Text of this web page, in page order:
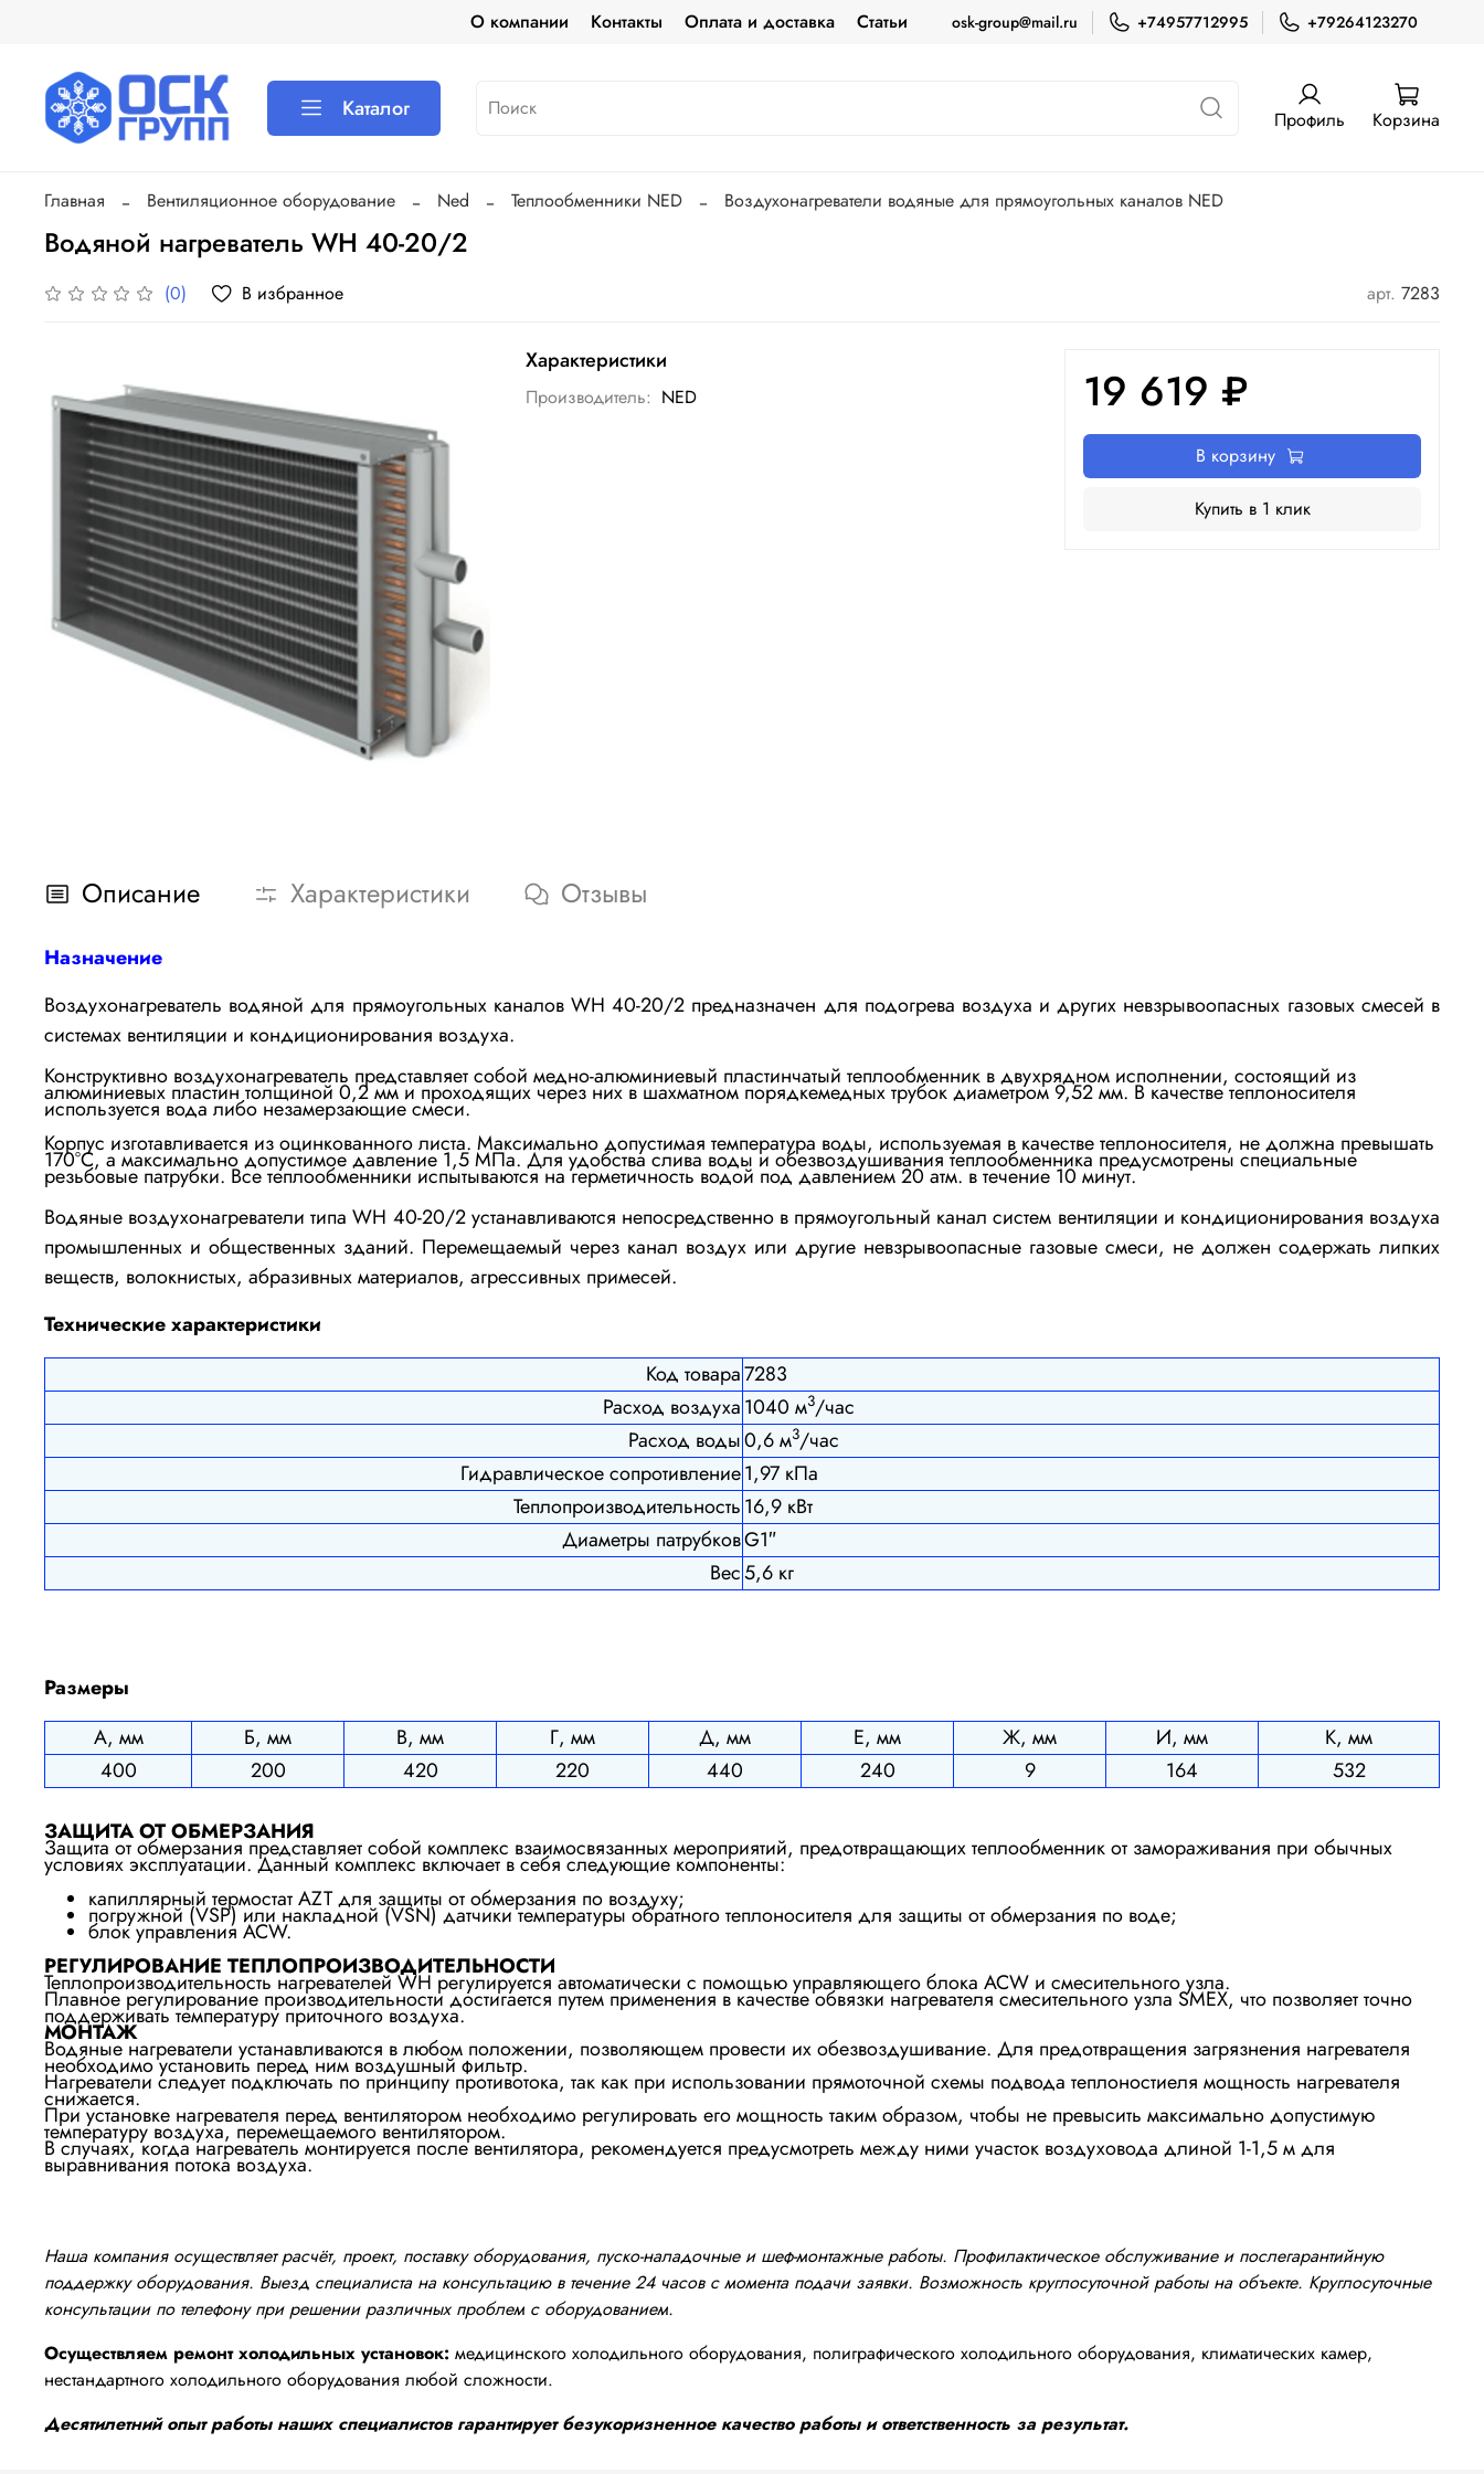
О компании Контакты Оплата и доставка Статьи osk-group@mail.ru +74957712995 +79264123270
Каталог Профиль Корзина
Главная Вентиляционное оборудование Ned Теплообменники NED Воздухонагреватели водяные для прямоугольных каналов NED
Водяной нагреватель WH 40-20/2
(0) В избранное арт. 7283
Характеристики
Производитель: NED 19 619 ₽
В корзину
Купить в 1 клик
Описание Характеристики Отзывы
Назначение
Воздухонагреватель водяной для прямоугольных каналов WH 40-20/2 предназначен для подогрева воздуха и других невзрывоопасных газовых смесей в
системах вентиляции и кондиционирования воздуха.
Конструктивно воздухонагреватель представляет собой медно-алюминиевый пластинчатый теплообменник в двухрядном исполнении, состоящий из
алюминиевых пластин толщиной 0,2 мм и проходящих через них в шахматном порядкемедных трубок диаметром 9,52 мм. В качестве теплоносителя
используется вода либо незамерзающие смеси.
Корпус изготавливается из оцинкованного листа. Максимально допустимая температура воды, используемая в качестве теплоносителя, не должна превышать
170°С, а максимально допустимое давление 1,5 МПа.Для удобства слива воды и обезвоздушивания теплообменника предусмотрены специальные
резьбовые патрубки.Все теплообменники испытываются на герметичность водой под давлением 20 атм. в течение10 минут.
Водяные воздухонагреватели типа WH 40-20/2 устанавливаются непосредственно в прямоугольный канал систем вентиляции и кондиционирования воздуха
промышленных и общественных зданий. Перемещаемый через канал воздух или другие невзрывоопасные газовые смеси, не должен содержать липких
веществ, волокнистых, абразивных материалов, агрессивных примесей.
Технические характеристики
Код товара7283
Расход воздуха1040 м3/час
Расход воды0,6 м3/час
Гидравлическое сопротивление1,97 кПа
Теплопроизводительность16,9 кВт
Диаметры патрубковG1″
Вес5,6 кг
Размеры
А, мм
Б, мм В, мм Г, мм Д, мм Е, мм Ж, мм И, мм
К, мм
400
200 420 220 440 240 9 164 532
ЗАЩИТА ОТ ОБМЕРЗАНИЯ
Защита от обмерзания представляет собой комплекс взаимосвязанных мероприятий, предотвращающих теплообменник от замораживания при обычных
условиях эксплуатации. Данный комплекс включает в себя следующие компоненты:
капиллярный термостат AZT для защиты от обмерзания по воздуху;
погружной (VSP) или накладной (VSN) датчики температуры обратного теплоносителя для защиты от обмерзания по воде;
блок управления ACW.
РЕГУЛИРОВАНИЕ ТЕПЛОПРОИЗВОДИТЕЛЬНОСТИ
Теплопроизводительность нагревателей WH регулируется автоматически с помощью управляющего блока ACW и смесительного узла.
Плавное регулирование производительности достигается путем применения в качестве обвязки нагревателя смесительного узла SMEX, что позволяет точно
поддерживать температуру приточного воздуха.
МОНТАЖ
Водяные нагреватели устанавливаются в любом положении, позволяющем провести их обезвоздушивание. Для предотвращения загрязнения нагревателя
необходимо установить перед ним воздушный фильтр.
Нагреватели следует подключать по принципу противотока, так как при использовании прямоточной схемы подвода теплоностиеля мощность нагревателя
снижается.
При установке нагревателя перед вентилятором необходимо регулировать его мощность таким образом, чтобы не превысить максимально допустимую
температуру воздуха, перемещаемого вентилятором.
В случаях, когда нагреватель монтируется после вентилятора, рекомендуется предусмотреть между ними участок воздуховода длиной 1-1,5 м для
выравнивания потока воздуха.
Наша компания осуществляет расчёт, проект, поставку оборудования, пуско-наладочные и шеф-монтажные работы. Профилактическое обслуживание и послегарантийную
поддержку оборудования. Выезд специалиста на консультацию в течение 24 часов с момента подачи заявки. Возможность круглосуточной работы на объекте. Круглосуточные
консультации по телефону при решении различных проблем с оборудованием.
Осуществляем ремонт холодильных установок: медицинского холодильного оборудования, полиграфического холодильного оборудования, климатических камер,
нестандартного холодильного оборудования любой сложности.
Десятилетний опыт работы наших специалистов гарантирует безукоризненное качество работы и ответственность за результат.